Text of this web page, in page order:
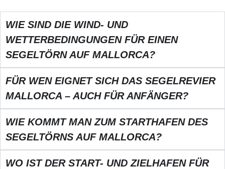
WIE SIND DIE WIND- UND
WETTERBEDINGUNGEN FÜR EINEN
SEGELTÖRN AUF MALLORCA?
FÜR WEN EIGNET SICH DAS SEGELREVIER
MALLORCA – AUCH FÜR ANFÄNGER?
WIE KOMMT MAN ZUM STARTHAFEN DES
SEGELTÖRNS AUF MALLORCA?
WO IST DER START- UND ZIELHAFEN FÜR